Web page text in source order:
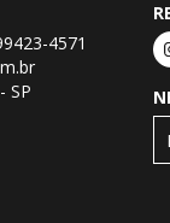
4571
SP